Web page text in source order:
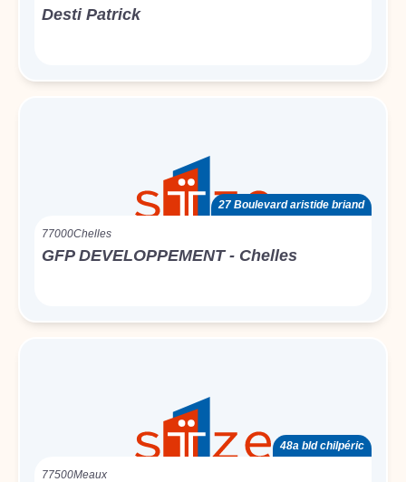
Desti Patrick
27 Boulevard aristide briand
77000Chelles
GFP DEVELOPPEMENT - Chelles
48a bld chilpéric
77500Meaux